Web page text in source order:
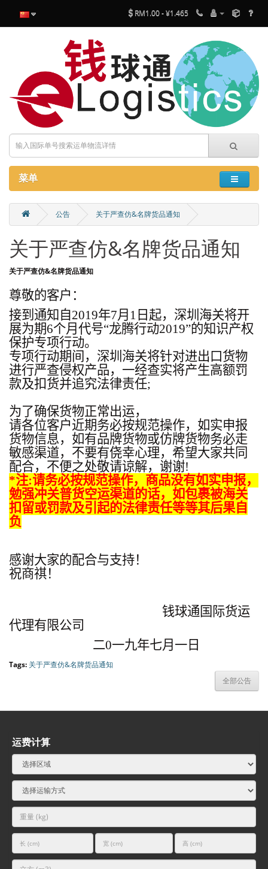
RM1.00 - ¥1.465
菜单
公告 关于严查仿&名牌货品通知
关于严查仿&名牌货品通知
关于严查仿&名牌货品通知
尊敬的客户：
接到通知自2019年7月 1 日起，深圳海关将开
展为期6个月代号“龙腾行动2019”的知识产权
保护专项行动。
专项行动期间，深圳海关将针对进出口货物
进行严查侵权产品，一经查实将产生高额罚
款及扣货并追究法律责任;
为了确保货物正常出运，
请各位客户近期务必按规范操作，如实申报
货物信息，如有品牌货物或仿牌货物务必走
敏感渠道，不要有侥幸心理，希望大家共同
配合，不便之处敬请谅解，谢谢!
*注:请务必按规范操作，商品没有如实申报，
勉强冲关普货空运渠道的话，如包裹被海关
扣留或罚款及引起的法律责任等等其后果自
负
感谢大家的配合与支持！
祝商祺！
钱球通国际货运
代理有限公司
二0一九年七月一日
Tags: 关于严查仿&名牌货品通知
全部公告
运费计算